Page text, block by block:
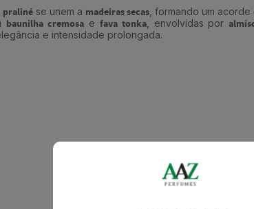
pralinése unem a madeiras secas, formando um
baunilha cremosa e fava tonka, envolvidas por
e intensidade prolongada.